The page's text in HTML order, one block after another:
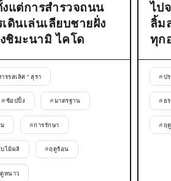
แต่การสำรวจถนน
ดินเล่นเลียบชายฝั่ง
ชิมะนามิ ไคโด
ารรสเลิศ * สุรา
#ช้อปปิ้ง #มาตรฐาน
#การรักษา
ไม้ผลิ #ฤดูร้อน
หนาว
ไป
ลิ้ม
ทุก
#ป
#ธ
#ฤ